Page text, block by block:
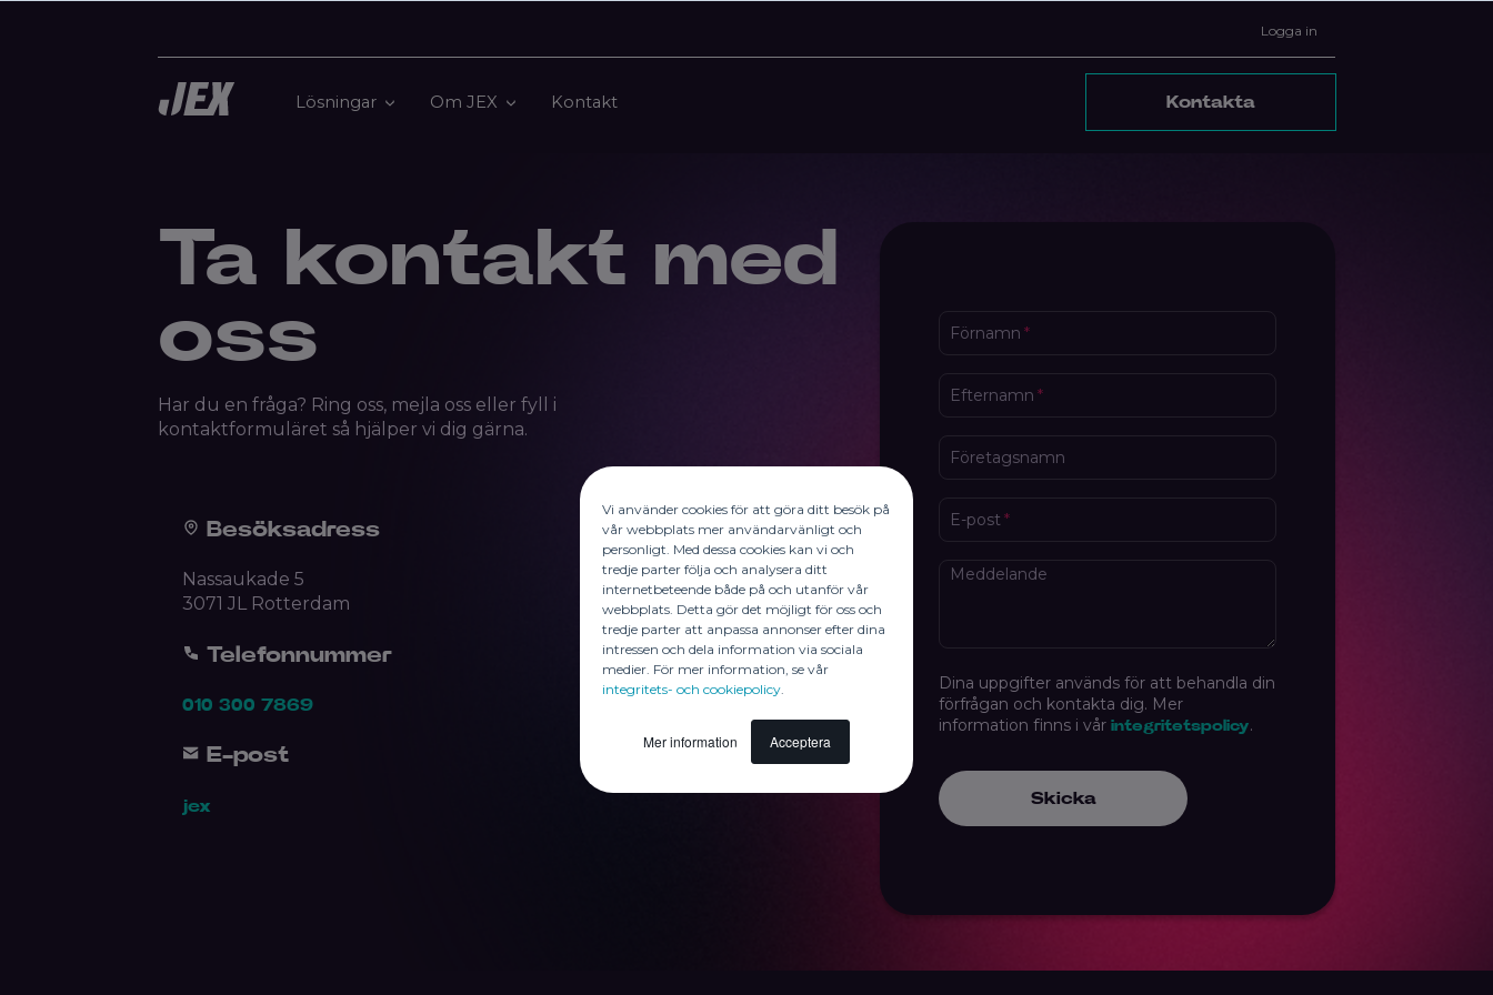
Vi använder cookies för att göra ditt besök på
vår webbplats mer användarvänligt och
personligt. Med dessa cookies kan vi och
tredje parter följa och analysera ditt
internetbeteende både på och utanför vår
webbplats. Detta gör det möjligt för oss och
tredje parter att anpassa annonser efter dina
intressen och dela information via sociala
medier. För mer information, se vår
integritets- och cookiepolicy.
Mer information Acceptera
Logga in
Lösningar Om JEX Kontakt Kontakta
Ta kontakt med
oss
Har du en fråga? Ring oss, mejla oss eller fyll i
kontaktformuläret så hjälper vi dig gärna.
Besöksadress
Nassaukade 5
3071 JL Rotterdam
Telefonnummer
010 300 7869
E-post
jex
Förnamn *
Efternamn *
Företagsnamn
E-post*
Meddelande
Dina uppgifter används för att behandla din
förfrågan och kontakta dig. Mer
information finns i vår integritetspolicy.